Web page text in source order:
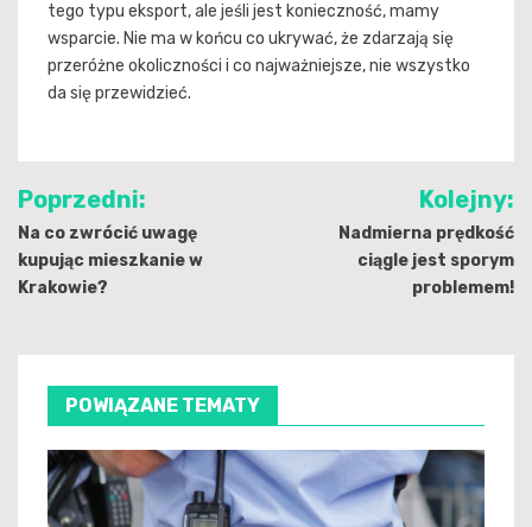
tego typu eksport, ale jeśli jest konieczność, mamy
wsparcie. Nie ma w końcu co ukrywać, że zdarzają się
przeróżne okoliczności i co najważniejsze, nie wszystko
da się przewidzieć.
Nawigacja
wpisu
Poprzedni:
Na co zwrócić uwagę
kupując mieszkanie w
Krakowie?
Kolejny:
Nadmierna prędkość
ciągle jest sporym
problemem!
POWIĄZANE TEMATY